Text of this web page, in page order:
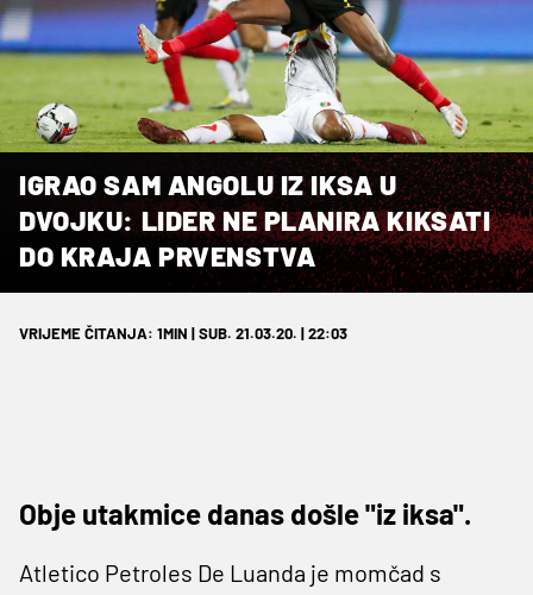
IGRAO SAM ANGOLU IZ IKSA U
DVOJKU: LIDER NE PLANIRA KIKSATI
DO KRAJA PRVENSTVA
VRIJEME ČITANJA: 1MIN | SUB. 21.03.20. | 22:03
Obje utakmice danas došle "iz iksa".
Atletico Petroles De Luanda je momčad s